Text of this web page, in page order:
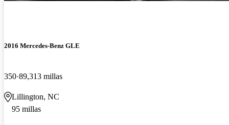
2016 Mercedes-Benz GLE
350 89,313 millas
Lillington, NC
95 millas